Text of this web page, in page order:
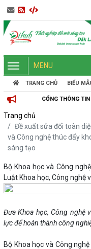
MENU
TRANG CHỦ BIỂU
THÔNG TIN KHỞI NGHIỆP ĐỔI
Trang chủ
Đề xuất sửa đổi toàn
và Công nghệ thúc đẩy
sáng tạo
Bộ Khoa học và Công
Luật Khoa học, Công nghệ
Đưa Khoa học, Công nghệ
lực để hoàn thành công
Bộ Khoa học và Công